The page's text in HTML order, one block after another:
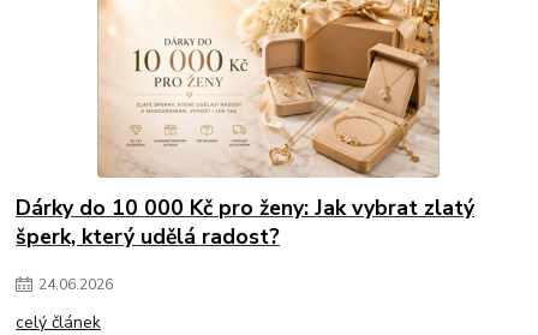
Dárky do 10 000 Kč pro ženy: Jak vybrat zlatý
šperk, který udělá radost?
24.06.2026
celý článek